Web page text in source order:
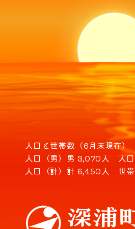
人口と世帯数（6月末現在）
人口（男） 男 3,070人 人
人口（計） 計 6,450人 世